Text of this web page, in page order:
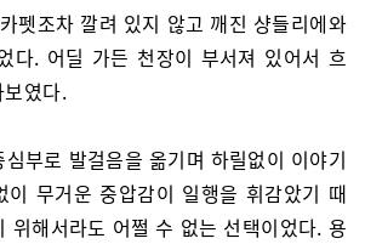
펫조차 깔려 있지 않고 깨진 샹들리에와
다. 어딜 가든 천장이 부서져 있어서 흐
였다.
부로 발걸음을 옮기며 하릴없이 이야기
이 무거운 중압감이 일행을 휘감았기 때
위해서라도 어쩔 수 없는 선택이었다. 용